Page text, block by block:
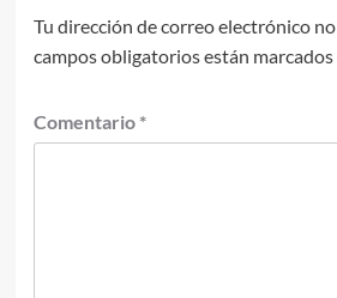
Tu dirección de correo electrónico
campos obligatorios están marcados
Comentario *